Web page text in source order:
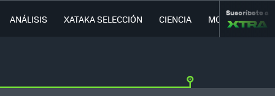
ANÁLISIS XATAKA SELECCIÓN CIENCIA MOVILIDAD
Suscríbete a